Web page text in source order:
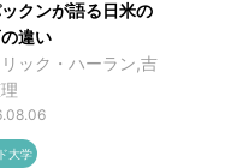
クンが語る日米の
違い
ック・ハーラン,吉
大学